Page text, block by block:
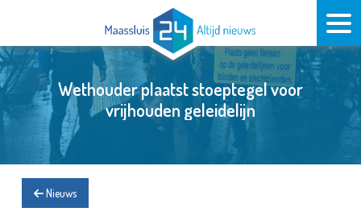
Wethouder plaatst stoeptegel voor
vrijhouden geleidelijn
Nieuws